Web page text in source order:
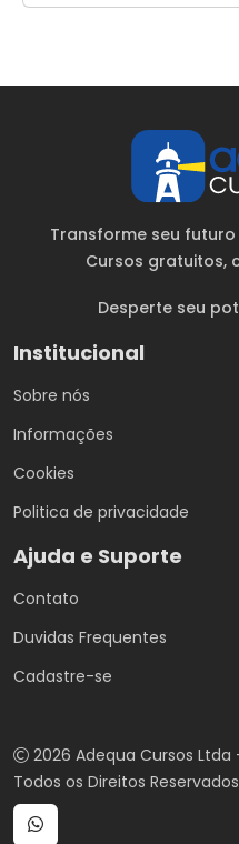
Transforme seu
Cursos gratuitos,
Desperte seu
Institucional
Sobre nós
Informações
Cookies
Politica de privacidade
Ajuda e Suporte
Contato
Duvidas Frequentes
Cadastre-se
2026 Adequa Cursos Ltda
Todos os Direitos Reservados